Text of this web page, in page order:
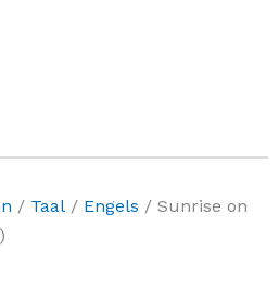
/ Taal / Engels / Sunrise on